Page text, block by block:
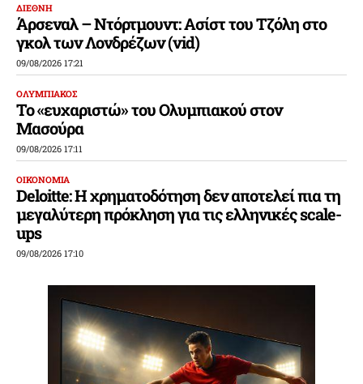
ΔΙΕΘΝΗ
Άρσεναλ – Ντόρτμουντ: Ασίστ του Τζόλη στο
γκολ των Λονδρέζων (vid)
09/08/2026 17:21
ΟΛΥΜΠΙΑΚΟΣ
Το «ευχαριστώ» του Ολυμπιακού στον
Μασούρα
09/08/2026 17:11
ΟΙΚΟΝΟΜΙΑ
Deloitte: Η χρηματοδότηση δεν αποτελεί πια τη
μεγαλύτερη πρόκληση για τις ελληνικές scale-
ups
09/08/2026 17:10